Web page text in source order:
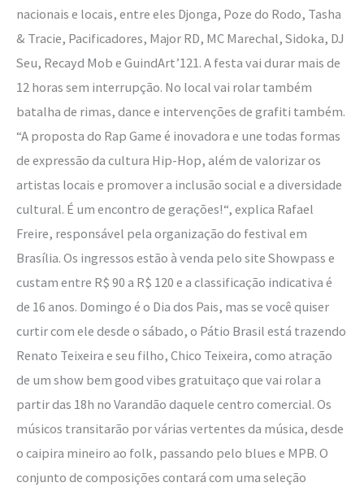
nacionais e locais, entre eles Djonga, Poze do Rodo, Tasha
& Tracie, Pacificadores, Major RD, MC Marechal, Sidoka, DJ
Seu, Recayd Mob e GuindArt’121. A festa vai durar mais de
12 horas sem interrupção. No local vai rolar também
batalha de rimas, dance e intervenções de grafiti também.
“A proposta do Rap Game é inovadora e une todas formas
de expressão da cultura Hip-Hop, além de valorizar os
artistas locais e promover a inclusão social e a diversidade
cultural. É um encontro de gerações!“, explica Rafael
Freire, responsável pela organização do festival em
Brasília. Os ingressos estão à venda pelo site Showpass e
custam entre R$ 90 a R$ 120 e a classificação indicativa é
de 16 anos. Domingo é o Dia dos Pais, mas se você quiser
curtir com ele desde o sábado, o Pátio Brasil está trazendo
Renato Teixeira e seu filho, Chico Teixeira, como atração
de um show bem good vibes gratuitaço que vai rolar a
partir das 18h no Varandão daquele centro comercial. Os
músicos transitarão por várias vertentes da música, desde
o caipira mineiro ao folk, passando pelo blues e MPB. O
conjunto de composições contará com uma seleção